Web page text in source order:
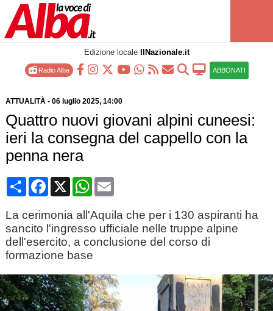
Edizione locale IlNazionale.it
Radio Alba ABBONATI
ATTUALITÀ- 06 luglio 2025, 14:00
Quattro nuovi giovani alpini cuneesi:
ieri la consegna del cappello con la
penna nera
CondividiFacebook
X WhatsApp
Email
La cerimonia all'Aquila che per i 130 aspiranti ha
sancito l'ingresso ufficiale nelle truppe alpine
dell'esercito, a conclusione del corso di
formazione base